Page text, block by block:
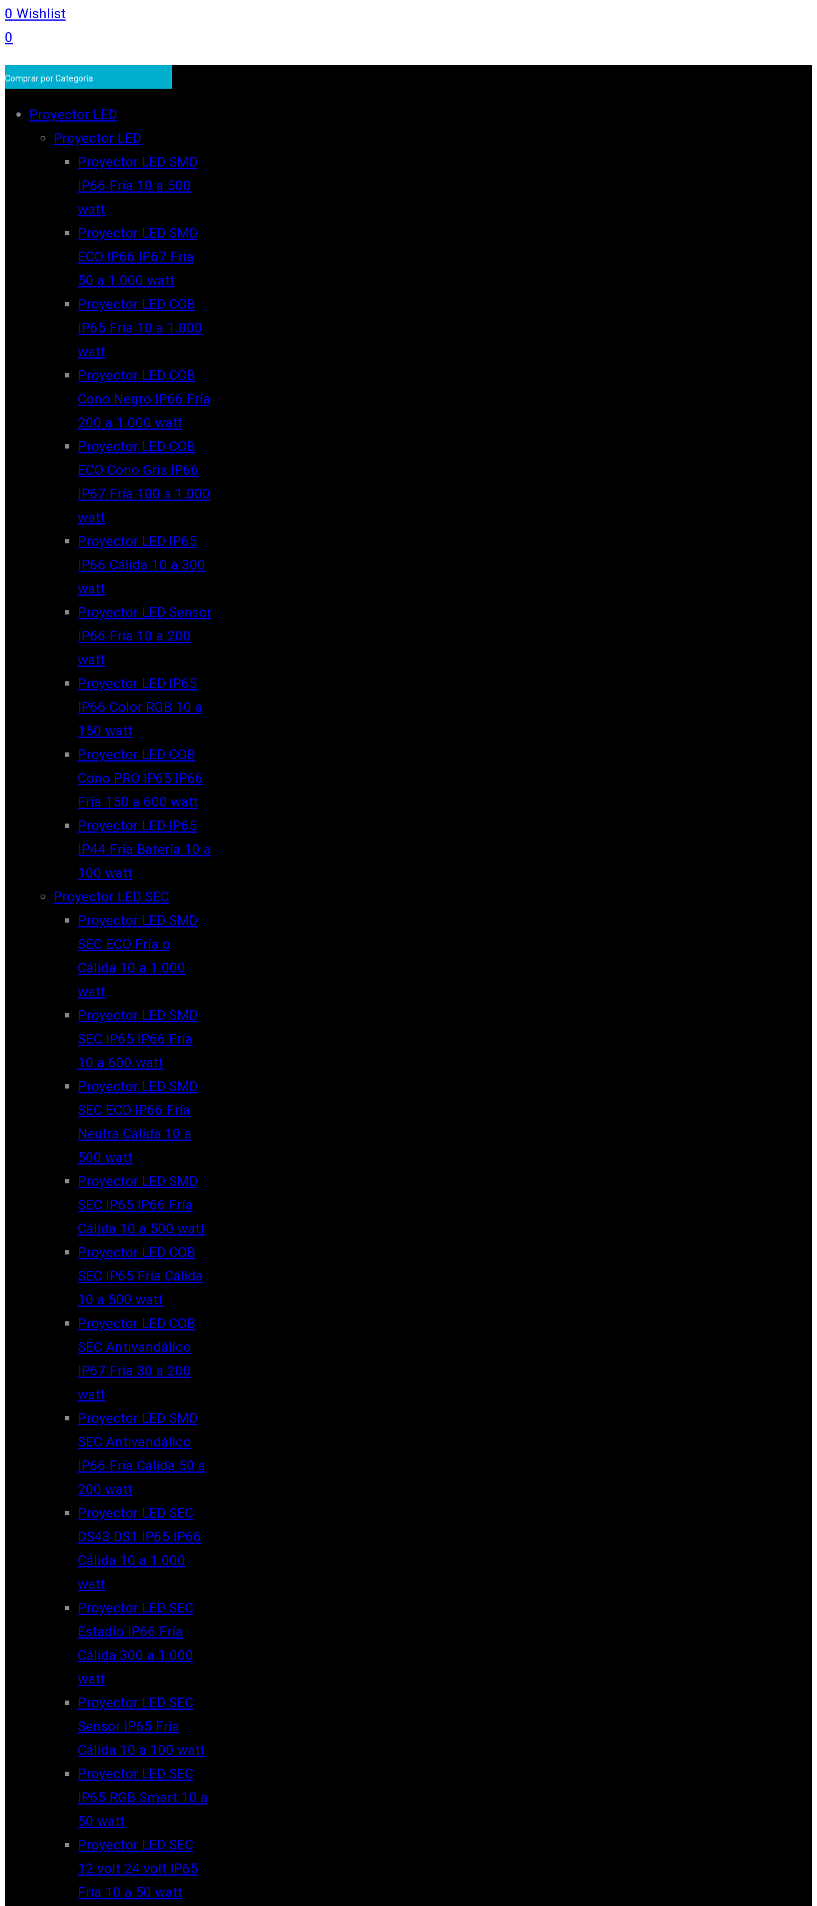
0 Wishlist
0
Comprar por Categoría
Proyector LED
Proyector LED
Proyector LED SMD
IP66 Fría 10 a 500
watt
Proyector LED SMD
ECO IP66 IP67 Fría
50 a 1.000 watt
Proyector LED COB
IP65 Fría 10 a 1.000
watt
Proyector LED COB
Cono Negro IP66 Fría
200 a 1.000 watt
Proyector LED COB
ECO Cono Gris IP66
IP67 Fría 100 a 1.000
watt
Proyector LED IP65
IP66 Cálida 10 a 300
watt
Proyector LED Sensor
IP66 Fría 10 a 200
watt
Proyector LED IP65
IP66 Color RGB 10 a
150 watt
Proyector LED COB
Cono PRO IP65 IP66
Fría 150 a 600 watt
Proyector LED IP65
IP44 Fría Batería 10 a
100 watt
Proyector LED SEC
Proyector LED SMD
SEC ECO Fría o
Cálida 10 a 1.000
watt
Proyector LED SMD
SEC IP65 IP66 Fría
10 a 600 watt
Proyector LED SMD
SEC ECO IP66 Fría
Neutra Cálida 10 a
500 watt
Proyector LED SMD
SEC IP65 IP66 Fría
Cálida 10 a 500 watt
Proyector LED COB
SEC IP65 Fría Cálida
10 a 500 watt
Proyector LED COB
SEC Antivandálico
IP67 Fría 30 a 200
watt
Proyector LED SMD
SEC Antivandálico
IP66 Fría Cálida 50 a
200 watt
Proyector LED SEC
DS43 DS1 IP65 IP66
Cálida 10 a 1.000
watt
Proyector LED SEC
Estadio IP66 Fría
Cálida 300 a 1.000
watt
Proyector LED SEC
Sensor IP65 Fría
Cálida 10 a 100 watt
Proyector LED SEC
IP65 RGB Smart 10 a
50 watt
Proyector LED SEC
12 volt 24 volt IP65
Fría 10 a 50 watt